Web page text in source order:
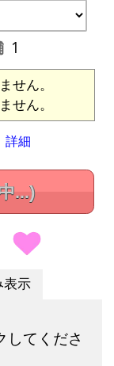
1
せん。
せん。
詳細
...)
表示
してくださ